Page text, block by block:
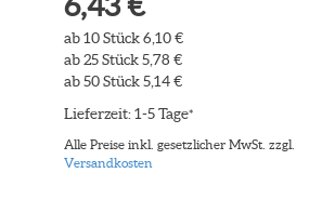
ab 10 Stück 6,10 €
ab 25 Stück 5,78 €
ab 50 Stück 5,14 €
Lieferzeit: 1-5 Tage*
Alle Preise inkl. gesetzlicher MwSt. zzgl.
Versandkosten